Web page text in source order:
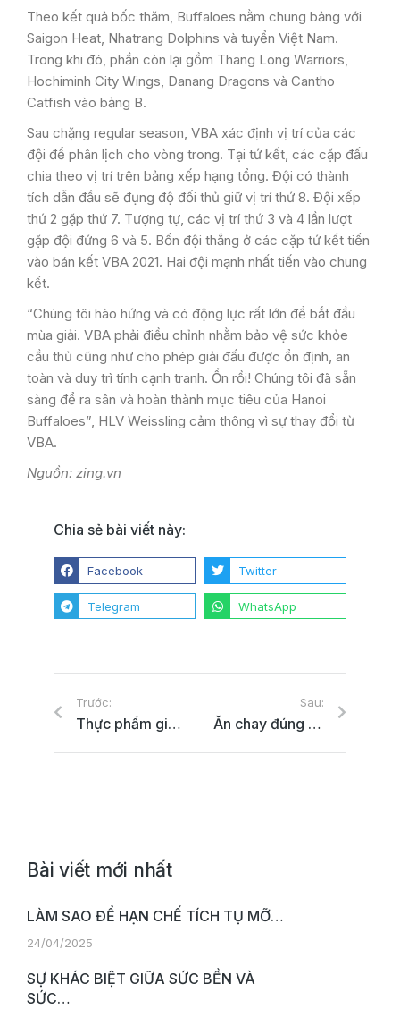
Bài viết mới nhất
LÀM SAO ĐỂ HẠN CHẾ TÍCH TỤ MỠ…
24/04/2025
SỰ KHÁC BIỆT GIỮA SỨC BỀN VÀ
SỨC…
Theo kết quả bốc thăm, Buffaloes nằm chung bảng với
Saigon Heat, Nhatrang Dolphins và tuyển Việt Nam.
Trong khi đó, phần còn lại gồm Thang Long Warriors,
Hochiminh City Wings, Danang Dragons và Cantho
Catfish vào bảng B.
Sau chặng regular season, VBA xác định vị trí của các
đội để phân lịch cho vòng trong. Tại tứ kết, các cặp đấu
chia theo vị trí trên bảng xếp hạng tổng. Đội có thành
tích dẫn đầu sẽ đụng độ đối thủ giữ vị trí thứ 8. Đội xếp
thứ 2 gặp thứ 7. Tượng tự, các vị trí thứ 3 và 4 lần lượt
gặp đội đứng 6 và 5. Bốn đội thắng ở các cặp tứ kết tiến
vào bán kết VBA 2021. Hai đội mạnh nhất tiến vào chung
kết.
“Chúng tôi hào hứng và có động lực rất lớn để bắt đầu
mùa giải. VBA phải điều chỉnh nhằm bảo vệ sức khỏe
cầu thủ cũng như cho phép giải đấu được ổn định, an
toàn và duy trì tính cạnh tranh. Ổn rồi! Chúng tôi đã sẵn
sàng để ra sân và hoàn thành mục tiêu của Hanoi
Buffaloes”, HLV Weissling cảm thông vì sự thay đổi từ
VBA.
Nguồn: zing.vn
Chia sẻ bài viết này:
Facebook Twitter
Telegram WhatsApp
Trước:
Thực phẩm giàu vitamin C tăng sức đề kháng cơ thể
Sau:
Ăn chay đúng cách cho người mới bắt đầu như thế nào?